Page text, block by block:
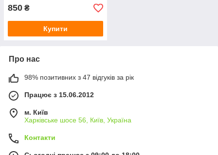
850 ₴
Купити
Про нас
98% позитивних з 47 відгуків за рік
Працює з 15.06.2012
м. Київ
Харківське шосе 56, Київ, Україна
Контакти